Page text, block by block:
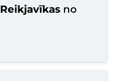
Reikjavīkas no